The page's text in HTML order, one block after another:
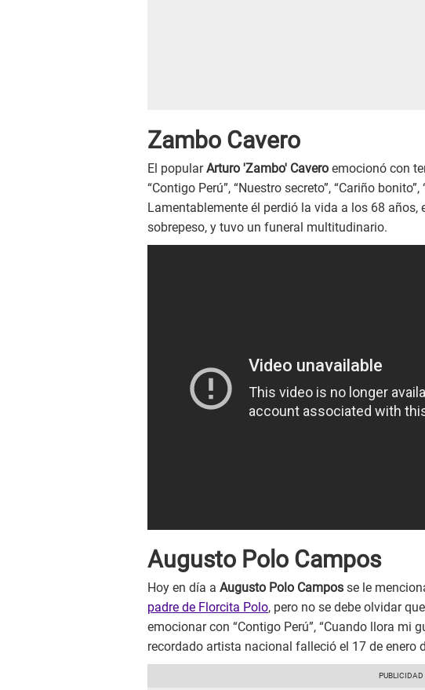
Zambo Cavero
El popularArturo 'Zambo' Cavero emocionó con
“Contigo Perú”, “Nuestro secreto”, “Cariño
Lamentablemente él perdió la vida a los 68
sobrepeso, y tuvo un funeral multitudinario.
Augusto Polo Campos
Hoy en día a Augusto Polo Campos se le
padre de Florcita Polo, pero no se debe olvidar
emocionar con “Contigo Perú”, “Cuando llora mi
recordado artista nacional falleció el 17 de enero